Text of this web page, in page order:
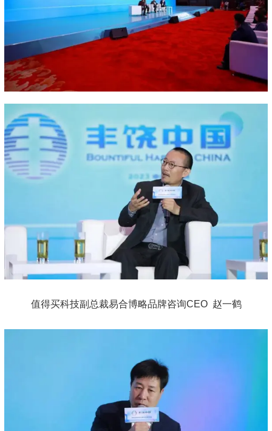
值得买科技副总裁易合博略品牌咨询CEO 赵一鹤